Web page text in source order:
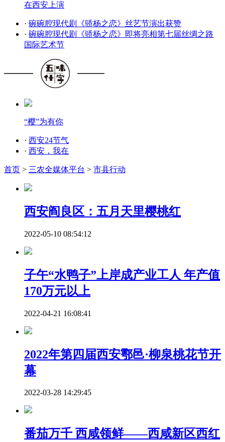
在西安上演
· 碗碗腔现代剧《骄杨之恋》丝艺节演出获赞
· 碗碗腔现代剧《骄杨之恋》即将亮相第七届丝绸之路
国际艺术节
“樱”为有你
· 西安24节气
· 西安，我在
首页 > 三农全媒体平台 > 市县行动
西安阎良区：五月天里樱桃红
2022-05-10 08:54:12
子午“水鸭子”上岸成产业工人 年产值
170万元以上
2022-04-21 16:08:41
2022年第四届西安鄠邑·柳泉桃花节开
幕
2022-03-28 14:29:45
番茄万千 西咸领鲜——西咸新区西红